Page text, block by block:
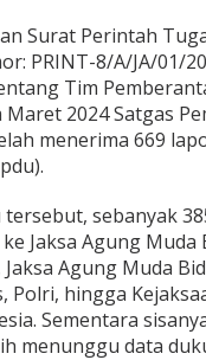
Surat Perintah
PRINT-8/A/JA/01/
Tim
2024 Satgas
menerima 669
tersebut, sebanyak
Jaksa Agung Muda
Jaksa Agung Muda
Polri, hingga
Sementara
menunggu data